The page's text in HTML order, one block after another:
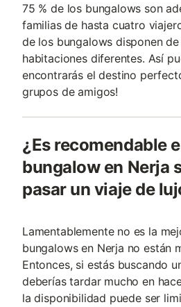
75 % de los bungalows son
familias de hasta cuatro
de los bungalows disponen
habitaciones diferentes. Así
encontrarás el destino
grupos de amigos!
¿Es recomendable
bungalow en Nerja
pasar un viaje de
Lamentablemente no es la
bungalows en Nerja no están
Entonces, si estás buscando
deberías tardar mucho en
la disponibilidad puede ser